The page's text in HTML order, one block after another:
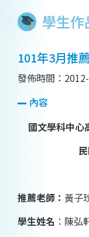
學生
101年3月推
發佈時間：
內容
國文學科中心
推薦老師： 黃子
學生姓名 ：陳弘